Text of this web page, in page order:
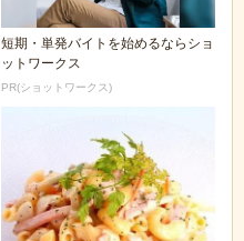
短期・単発バイトを始めるならショ
ットワークス
PR(ショットワークス)